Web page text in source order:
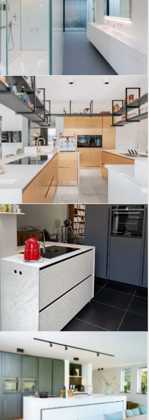
badkamer in
spraakmakende villa
Opstals – Diverse HI-
MACS elementen in
koperkleurige
keuken
Prachtige keuken
met mooie details in
CORA Carrara
U-LINE – Corian
Eilandblad met
verlijmde wangen